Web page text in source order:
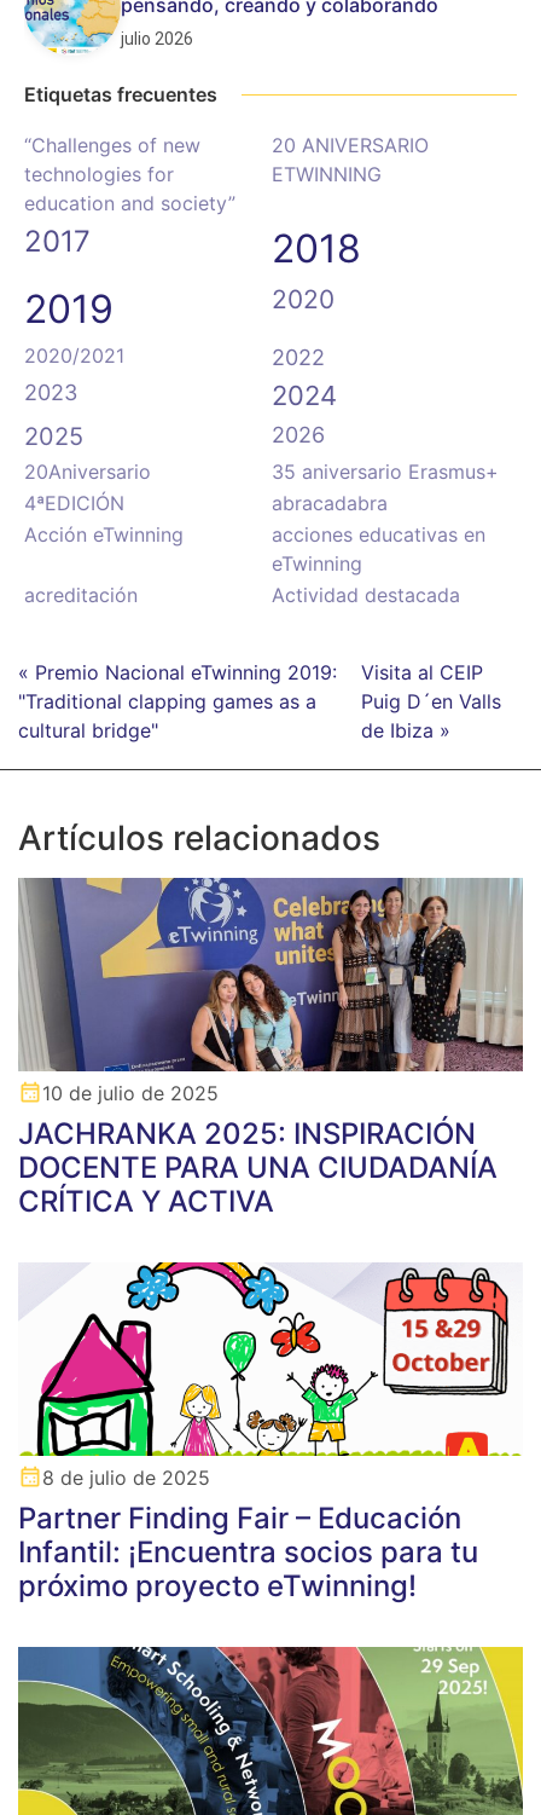
pensando, creando y colaborando
julio 2026
Etiquetas frecuentes
“Challenges of new
technologies for
education and society”
20 ANIVERSARIO
ETWINNING
2017
2018
2019
2020
2020/2021
2022
2023
2024
2025 2026
20Aniversario
35 aniversario Erasmus+
4ªEDICIÓN
abracadabra
Acción eTwinning
acciones educativas en
eTwinning
acreditación
Actividad destacada
« Premio Nacional eTwinning 2019:
"Traditional clapping games as a
cultural bridge"
Visita al CEIP
Puig D´en Valls
de Ibiza »
Artículos relacionados
10 de julio de 2025
JACHRANKA 2025: INSPIRACIÓN
DOCENTE PARA UNA CIUDADANÍA
CRÍTICA Y ACTIVA
8 de julio de 2025
Partner Finding Fair – Educación
Infantil: ¡Encuentra socios para tu
próximo proyecto eTwinning!